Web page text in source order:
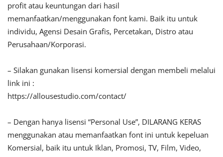
profit atau keuntungan dari hasil
memanfaatkan/menggunakan font kami. Baik itu untuk
individu, Agensi Desain Grafis, Percetakan, Distro atau
Perusahaan/Korporasi.
– Silakan gunakan lisensi komersial dengan membeli melalui
link ini :
https://allousestudio.com/contact/
– Dengan hanya lisensi “Personal Use”, DILARANG KERAS
menggunakan atau memanfaatkan font ini untuk kepeluan
Komersial, baik itu untuk Iklan, Promosi, TV, Film, Video,